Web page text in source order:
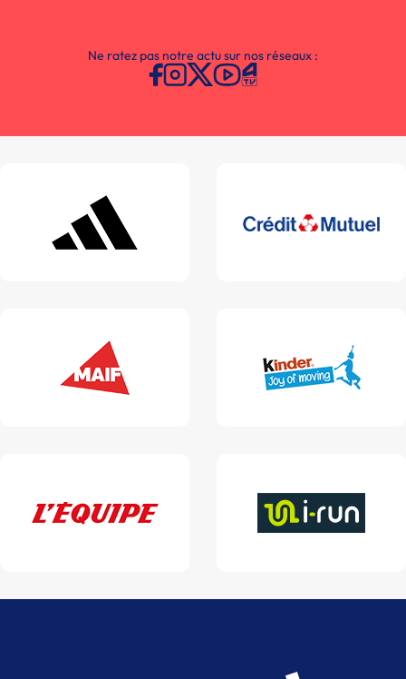
Ne ratez pas notre actu sur nos réseaux :